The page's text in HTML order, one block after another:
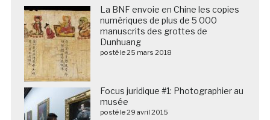
posté le 25 mars 2018
Focus juridique #1: Photographier au
musée